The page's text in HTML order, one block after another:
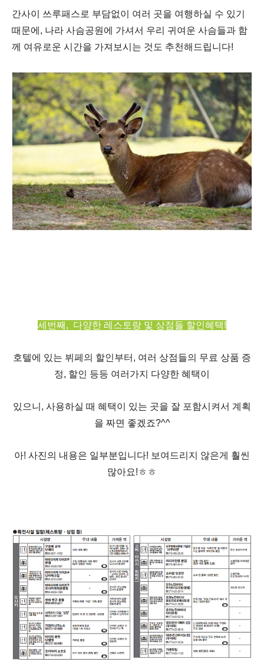
간사이 쓰루패스로 부담없이 여러 곳을 여행하실 수 있기
때문에 , 나라 사슴공원에 가셔서 우리 귀여운 사슴들과 함
께 여유로운 시간을 가져보시는 것도 추천해드립니다!
세번째 , 다양한 레스토랑 및 상점들 할인혜택!
호텔에 있는 뷔페의 할인부터 , 여러 상점들의 무료 상품 증
정, 할인 등등 여러가지 다양한 혜택이
있으니 , 사용하실 때 혜택이 있는 곳을 잘 포함시켜서 계획
을 짜면 좋겠죠?^^
아! 사진의 내용은 일부분입니다! 보여드리지 않은게 훨씬
많아요!ㅎㅎ